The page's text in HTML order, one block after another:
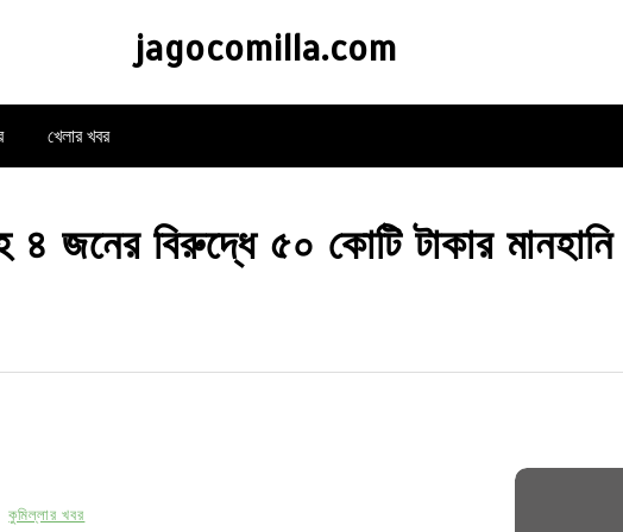
jagocomilla.com
খেলার খবর
জনের বিরুদ্ধে ৫০ কোটি টাকার
কুমিল্লার খবর